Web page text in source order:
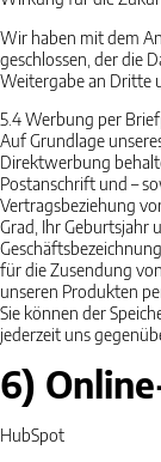
Wir haben mit dem
geschlossen, der die
Weitergabe an Dritte
5.4Werbung per
Auf Grundlage
Direktwerbung
Postanschrift und –
Vertragsbeziehung
Grad, Ihr Geburtsjahr
für die Zusendung
unseren Produkten
Sie können der
jederzeit uns
6)
HubSpot